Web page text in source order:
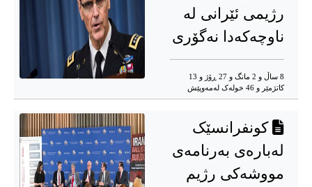
رژیمی ئێرانی لە
ناوچەکەدا نەگۆری
8 ساڵ و 2 مانگ و 27 ڕۆژ و 13
کاتژمێر و 46 خوله‌ک له‌مه‌وپێش‌
کونفرانسێک
لەبارەی بەرنامەی
مووشەکی رژیم